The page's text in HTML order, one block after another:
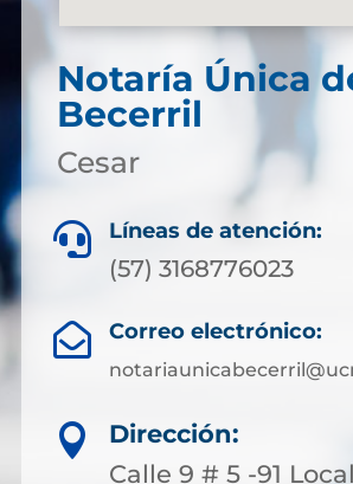
Notaría Única
Becerril
Cesar
 Líneas de atención:
(57) 3168776023
 Correo electrónico:

Dirección:
Calle 9 # 5 -91